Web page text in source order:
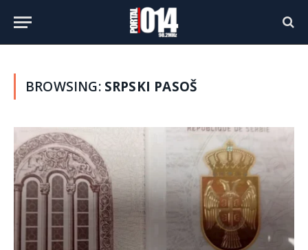
BROWSING: SRPSKI PASOŠ